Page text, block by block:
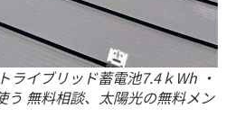
ライブリッド蓄電池7.4ｋWh ・
う 無料相談、太陽光の無料メン